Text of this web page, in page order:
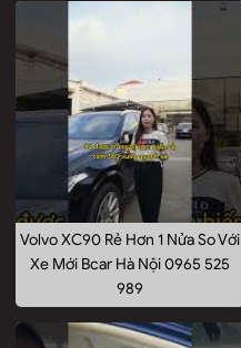
Volvo XC90 Rẻ Hơn 1 Nửa So Với
Xe Mới Bcar Hà Nội 0965 525
989